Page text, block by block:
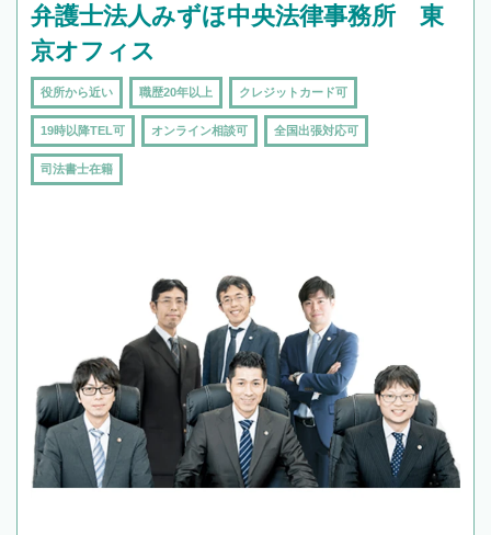
弁護士法人みずほ中央法律事務所 東
京オフィス
役所から近い 職歴20年以上 クレジットカード可
19時以降TEL可 オンライン相談可 全国出張対応可
司法書士在籍